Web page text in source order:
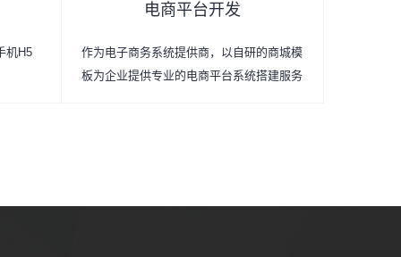
机H5
电商平台开发
作为电子商务系统提供商，以自研的商城模
板为企业提供专业的电商平台系统搭建服务